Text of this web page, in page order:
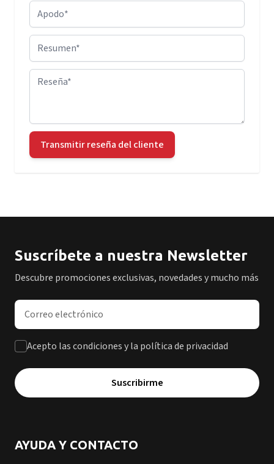
Apodo
Resumen
Reseña
Transmitir reseña del cliente
Suscríbete a nuestra Newsletter
Descubre promociones exclusivas, novedades y mucho más
Dirección de correo electrónico
Acepto las condiciones y la política de privacidad
Suscribirme
AYUDA Y CONTACTO